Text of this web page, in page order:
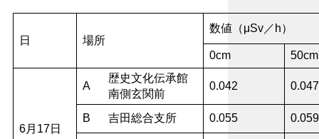
日 場所
数値（μSv／h）
0cm 50cm
6月17日
A
歴史文化伝承館
南側玄関前
0.042 0.047
B 吉田総合支所 0.055 0.059